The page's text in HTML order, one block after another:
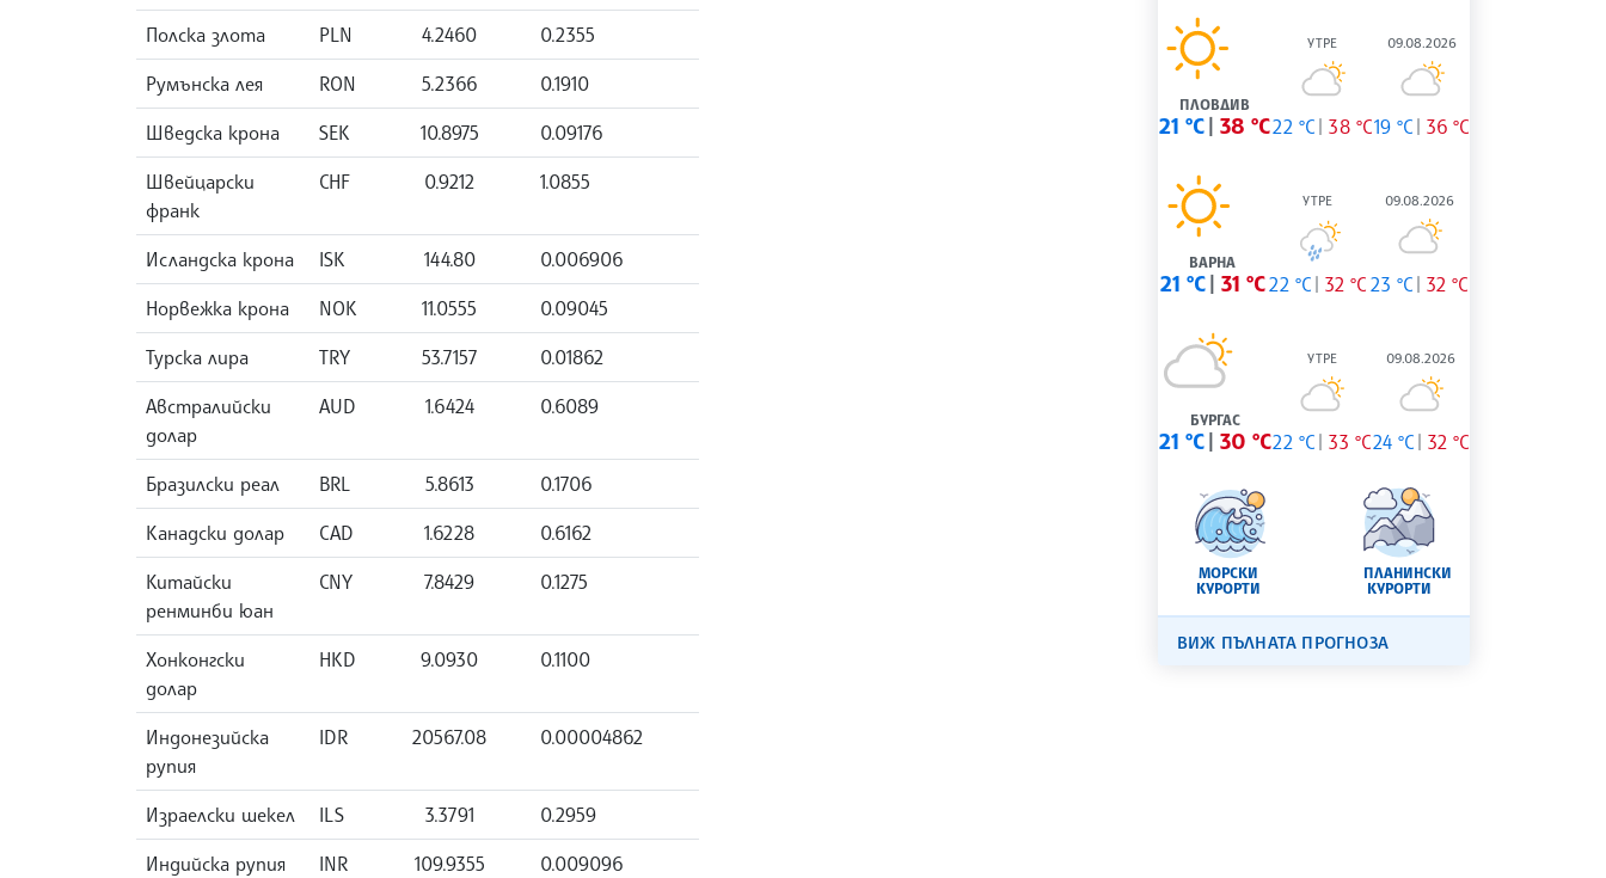
Полска злота PLN 4.2460 0.2355
Румънска лея RON 5.2366 0.1910
Шведска крона SEK 10.8975 0.09176
Швейцарски
франк
CHF 0.9212 1.0855
Исландска крона ISK 144.80 0.006906
Норвежка крона NOK 11.0555 0.09045
Турска лира TRY 53.7157 0.01862
Австралийски
долар
AUD 1.6424 0.6089
Бразилски реал BRL 5.8613 0.1706
Канадски долар CAD 1.6228 0.6162
Китайски
ренминби юан
CNY 7.8429 0.1275
Хонконгски
долар
HKD 9.0930 0.1100
Индонезийска
рупия
IDR 20567.08 0.00004862
Израелски шекел ILS 3.3791 0.2959
Индийска рупия INR 109.9355 0.009096
ПЛОВДИВ
21 °C 38 °C
УТРЕ
22 °C 38 °C
09.08.2026
19 °C 36 °C
ВАРНА
21 °C 31 °C
УТРЕ
22 °C 32 °C
09.08.2026
23 °C 32 °C
БУРГАС
21 °C 30 °C
УТРЕ
22 °C 33 °C
09.08.2026
24 °C 32 °C
МОРСКИ
КУРОРТИ
ПЛАНИНСКИ
КУРОРТИ
ВИЖ ПЪЛНАТА ПРОГНОЗА